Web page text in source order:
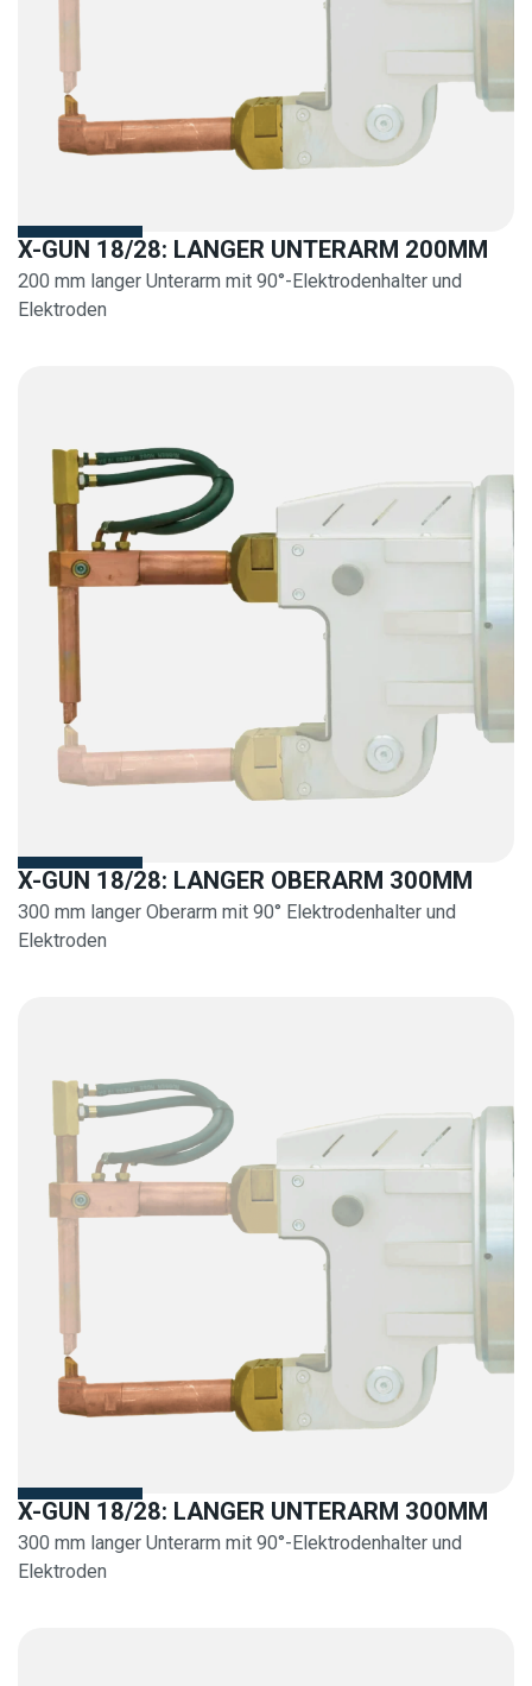
X-GUN 18/28: LANGER UNTERARM 200MM
200 mm langer Unterarm mit 90°-Elektrodenhalter und
Elektroden
X-GUN 18/28: LANGER OBERARM 300MM
300 mm langer Oberarm mit 90° Elektrodenhalter und
Elektroden
X-GUN 18/28: LANGER UNTERARM 300MM
300 mm langer Unterarm mit 90°-Elektrodenhalter und
Elektroden